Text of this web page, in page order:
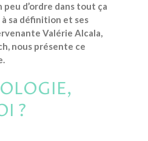
d’ordre dans tout ça
sa définition et ses
Valérie Alcala,
nous présente ce
?